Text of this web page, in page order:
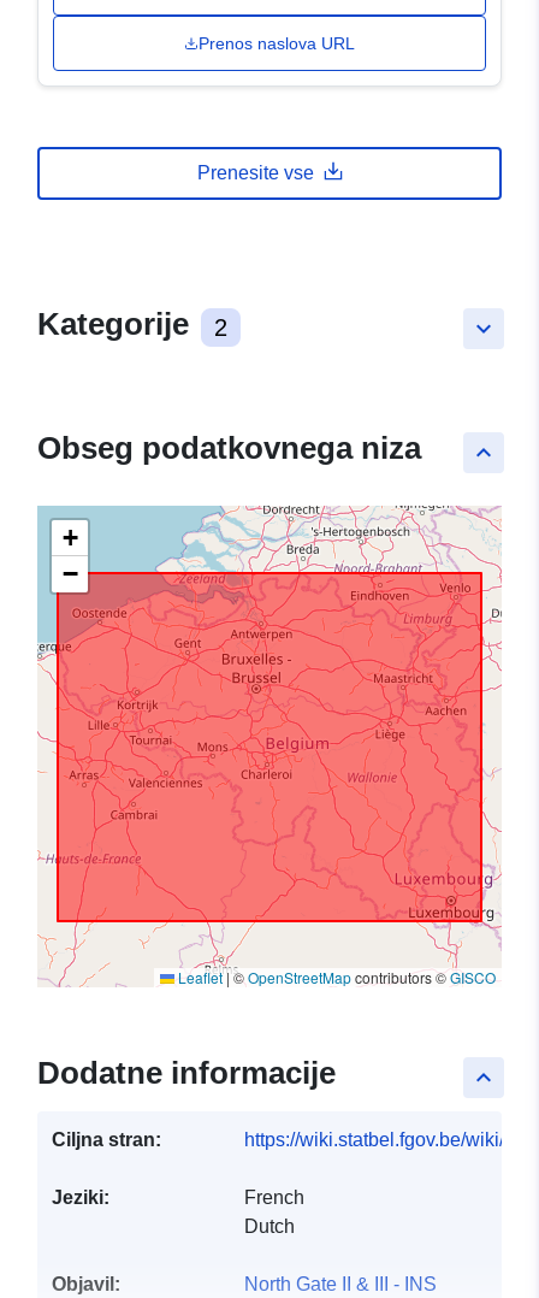
Prenos naslova URL
Prenesite vse
keyboard_arrow_down
Kategorije 2
keyboard_arrow_up
Obseg podatkovnega niza
+
−
Leaflet|©OpenStreetMapcontributors ©GISCO
keyboard_arrow_up
Dodatne informacije
Ciljna stran: https://wiki.statbel.fgov.be/wiki/
Jeziki:
French
Dutch
Objavil: North Gate II & III - INS